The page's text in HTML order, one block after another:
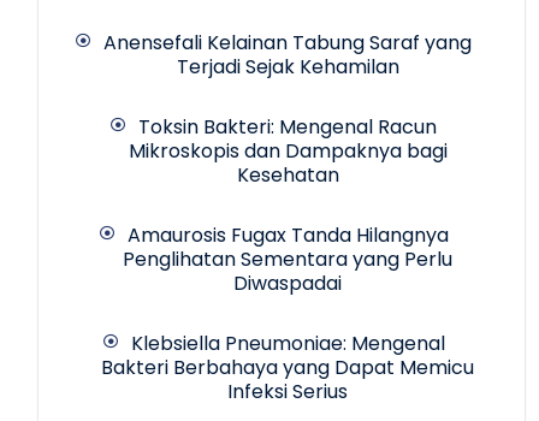
Anensefali Kelainan Tabung Saraf yang
Terjadi Sejak Kehamilan
Toksin Bakteri: Mengenal Racun
Mikroskopis dan Dampaknya bagi
Kesehatan
Amaurosis Fugax Tanda Hilangnya
Penglihatan Sementara yang Perlu
Diwaspadai
Klebsiella Pneumoniae: Mengenal
Bakteri Berbahaya yang Dapat Memicu
Infeksi Serius